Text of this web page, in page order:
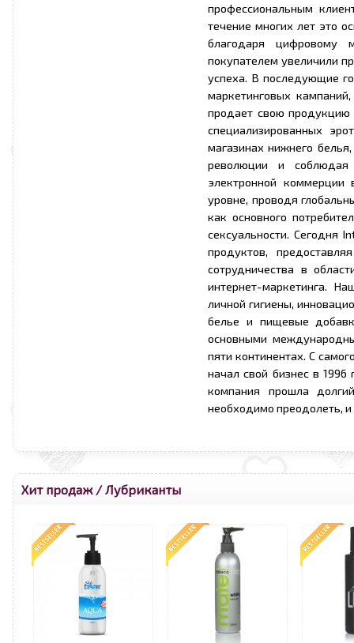
профессиональным
течение многих лет это
благодаря цифровому
покупателем увеличили
успеха. В последующие
маркетинговых
продает свою продукцию
специализированных
магазинах нижнего
революции и соблюдая
электронной
уровне, проводя
как основного
сексуальности. Сегодня
продуктов,
сотрудничества в
интернет-маркетинга.
личной гигиены,
белье и пищевые
основными
пяти континентах. С
начал свой бизнес в 1996
компания прошла
необходимо преодолеть,
Хит продаж/Лубриканты